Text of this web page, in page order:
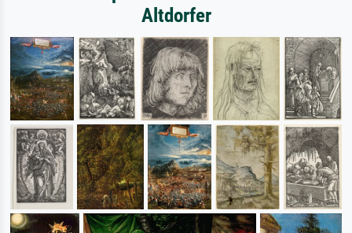
Altdorfer